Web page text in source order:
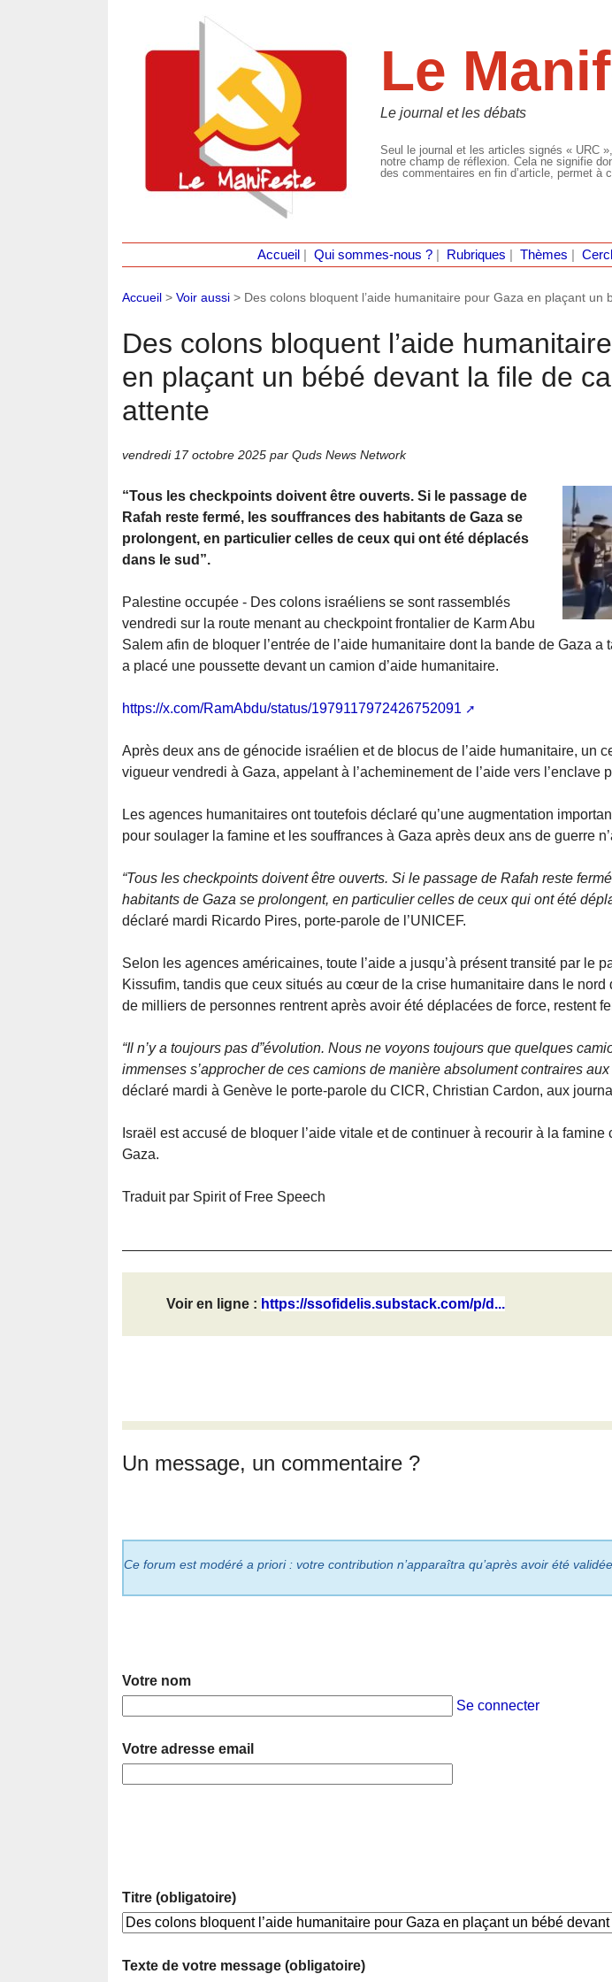
Le
Le journal et les débats
Seul le journal et les articles signés « URC
notre champ de réflexion. Cela ne signifie
des commentaires en fin d’article, permet à
Accueil Qui sommes-nous ?| Rubriques Thèmes
Accueil > Voir aussi > Des colons bloquent l’aide humanitaire pour Gaza en plaçant
Des colons bloquent l’aide
en plaçant un bébé devant la file de
attente
vendredi 17 octobre 2025 par Quds News Network
“Tous les checkpoints doivent être ouverts. Si le passage de
Rafah reste fermé, les souffrances des habitants de Gaza se
prolongent, en particulier celles de ceux qui ont été déplacés
dans le sud”.
Palestine occupée - Des colons israéliens se sont rassemblés
vendredi sur la route menant au checkpoint frontalier de Karm Abu
Salem afin de bloquer l’entrée de l’aide humanitaire dont la bande de Gaza a
a placé une poussette devant un camion d’aide humanitaire.
https://x.com/RamAbdu/status/1979117972426752091
Après deux ans de génocide israélien et de blocus de l’aide humanitaire, un
vigueur vendredi à Gaza, appelant à l’acheminement de l’aide vers l’enclave
Les agences humanitaires ont toutefois déclaré qu’une augmentation
pour soulager la famine et les souffrances à Gaza après deux ans de guerre
“Tous les checkpoints doivent être ouverts. Si le passage de Rafah reste
habitants de Gaza se prolongent, en particulier celles de ceux qui ont été
déclaré mardi Ricardo Pires, porte-parole de l’UNICEF.
Selon les agences américaines, toute l’aide a jusqu’à présent transité par le
Kissufim, tandis que ceux situés au cœur de la crise humanitaire dans le nord
de milliers de personnes rentrent après avoir été déplacées de force, restent
“Il n’y a toujours pas d”évolution. Nous ne voyons toujours que quelques
immenses s’approcher de ces camions de manière absolument contraires
déclaré mardi à Genève le porte-parole du CICR, Christian Cardon, aux
Israël est accusé de bloquer l’aide vitale et de continuer à recourir à la famine
Gaza.
Traduit par Spirit of Free Speech
Voir en ligne : https://ssofidelis.substack.com/p/d...
Un message, un commentaire ?
Ce forum est modéré a priori : votre contribution n’apparaîtra qu’après avoir été
Votre nom
Se connecter
Votre adresse email
Titre (obligatoire)
Texte de votre message (obligatoire)